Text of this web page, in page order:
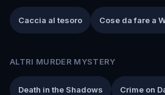
Caccia al tesoro Cose da fare a
ALTRI MURDER MYSTERY
Death in the Shadows Crime on